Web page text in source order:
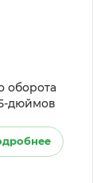
оборота
дюймов